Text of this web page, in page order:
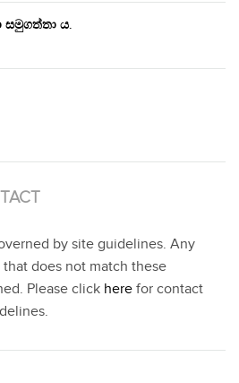
සමුගත්තා ය.
by site guidelines. Any
does not match these
Please click here for contact